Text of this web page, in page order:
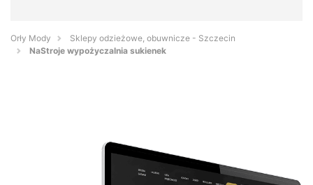
Orły Mody
Sklepy odzieżowe, obuwnicze - Szczecin
NaStroje wypożyczalnia sukienek